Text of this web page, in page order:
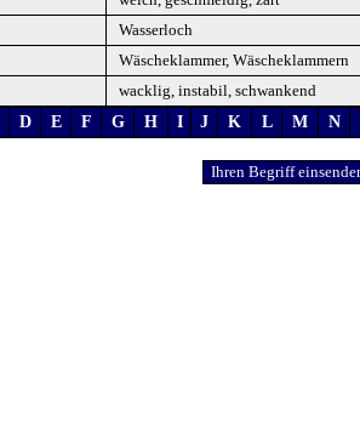
Wasserloch
Wäscheklammer, Wäscheklammern
wacklig, instabil, schwankend
D E F G H I J K L M N